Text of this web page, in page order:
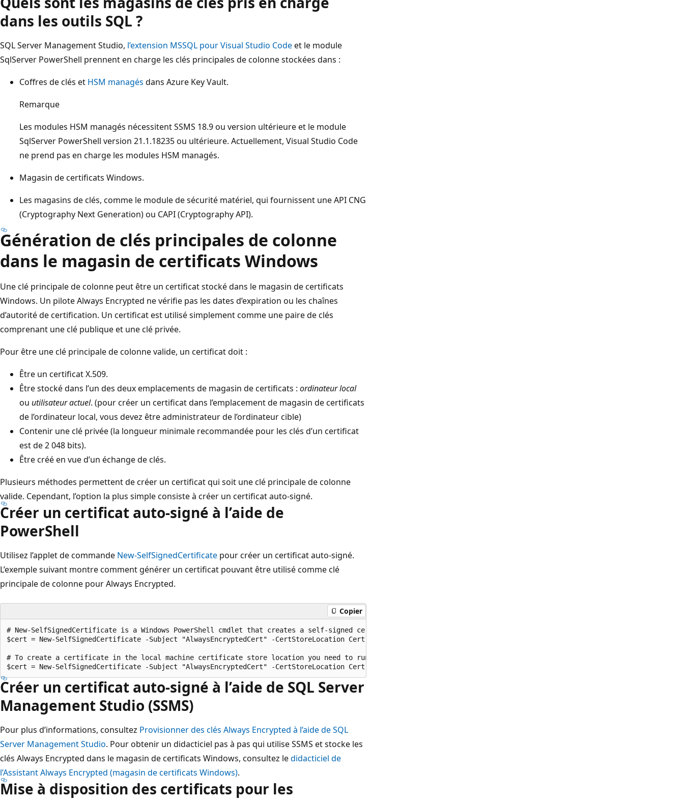
dans les outils SQL ?
SQL Server Management Studio, l’extension MSSQL pour Visual Studio Codeet le module
SqlServer PowerShell prennent en charge les clés principales de colonne stockées dans :
Coffres de clés et HSM managés dans Azure Key Vault.
Remarque
Les modules HSM managés nécessitent SSMS 18.9 ou version ultérieure et le module
SqlServer PowerShell version 21.1.18235 ou ultérieure. Actuellement, Visual Studio Code
ne prend pas en charge les modules HSM managés.
Magasin de certificats Windows.
Les magasins de clés, comme le module de sécurité matériel, qui fournissent une API CNG
(Cryptography Next Generation) ou CAPI (Cryptography API).
Génération de clés principales de colonne
dans le magasin de certificats Windows
Une clé principale de colonne peut être un certificat stocké dans le magasin de certificats
Windows. Un pilote Always Encrypted ne vérifie pas les dates d’expiration ou les chaînes
d’autorité de certification. Un certificat est utilisé simplement comme une paire de clés
comprenant une clé publique et une clé privée.
Pour être une clé principale de colonne valide, un certificat doit :
Être un certificat X.509.
Être stocké dans l’un des deux emplacements de magasin de certificats : ordinateur local
ou utilisateur actuel. (pour créer un certificat dans l’emplacement de magasin de certificats
de l’ordinateur local, vous devez être administrateur de l’ordinateur cible)
Contenir une clé privée (la longueur minimale recommandée pour les clés d’un certificat
est de 2 048 bits).
Être créé en vue d’un échange de clés.
Plusieurs méthodes permettent de créer un certificat qui soit une clé principale de colonne
valide. Cependant, l’option la plus simple consiste à créer un certificat auto-signé.
Créer un certificat auto-signé à l’aide de
PowerShell
Utilisez l’applet de commande New-SelfSignedCertificate pour créer un certificat auto-signé.
L’exemple suivant montre comment générer un certificat pouvant être utilisé comme clé
principale de colonne pour Always Encrypted.
Copier
# New-SelfSignedCertificate is a Windows PowerShell cmdlet that creates a self-signed certificate. The below examples show how to generate a certificate that can be
$cert = New-SelfSignedCertificate -Subject "AlwaysEncryptedCert" -CertStoreLocation Cert:CurrentUser\My -KeyExportPolicy Exportable -Type DocumentEncryptionCert -
# To create a certificate in the local machine certificate store location you need to run the cmdlet as an administrator.
Créer un certificat auto-signé à l’aide de SQL Server
Management Studio (SSMS)
Pour plus d’informations, consultez Provisionner des clés Always Encrypted à l’aide de SQL
Server Management Studio. Pour obtenir un didacticiel pas à pas qui utilise SSMS et stocke les
clés Always Encrypted dans le magasin de certificats Windows, consultez ledidacticiel de
l’Assistant Always Encrypted (magasin de certificats Windows).
Mise à disposition des certificats pour les